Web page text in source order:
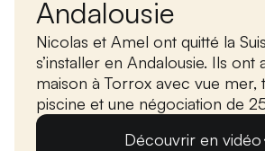
Andalousie
Nicolas et Amel ont quitté la
s’installer en Andalousie. Ils ont
maison à Torrox avec vue mer,
piscine et une négociation de
Découvrir en vidéo